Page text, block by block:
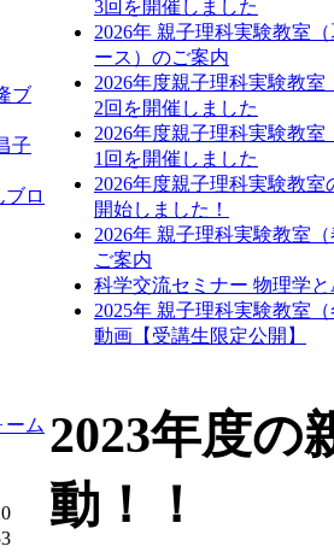
ブ
子
ロ
ーム
3回を開催しました
2026年 親子理科実験教室
ース）のご案内
2026年度親子理科実験教室
2回を開催しました
2026年度親子理科実験教室
1回を開催しました
2026年度親子理科実験教室
開始しました！
2026年 親子理科実験教室
ご案内
科学交流セミナー 物理学
2025年 親子理科実験教室
動画【受講生限定公開】
2023年度の
動！！